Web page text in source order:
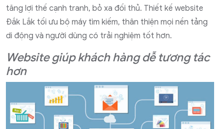
tăng lợi thế cạnh tranh, bỏ xa đối thủ. Thiết kế website
Đắk Lắk tối ưu bộ máy tìm kiếm, thân thiện mọi nền tảng
di động và người dùng có trải nghiệm tốt hơn.
Website giúp khách hàng dễ tương tác
hơn